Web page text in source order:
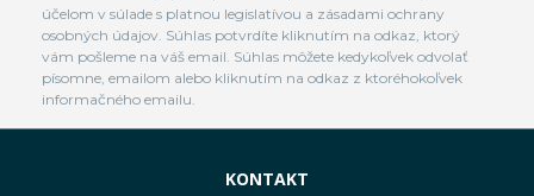
účelom v súlade s platnou legislatívou a zásadami ochrany
osobných údajov. Súhlas potvrdíte kliknutím na odkaz, ktorý
vám pošleme na váš email. Súhlas môžete kedykoľvek odvolať
písomne, emailom alebo kliknutím na odkaz z ktoréhokoľvek
informačného emailu.
KONTAKT